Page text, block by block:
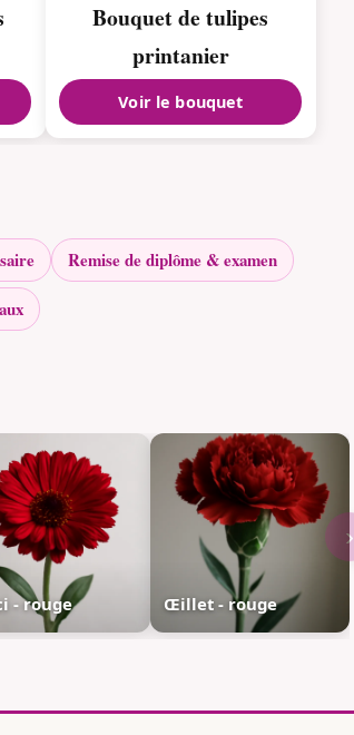
Bouquet de tulipes
printanier
Voir le bouquet
Remise de diplôme & examen
- rouge Œillet - rouge
›